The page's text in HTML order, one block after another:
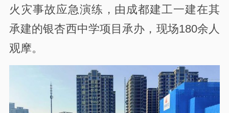
火灾事故应急演练，由成都建工一建在其
承建的银杏西中学项目承办，现场180余人
观摩。